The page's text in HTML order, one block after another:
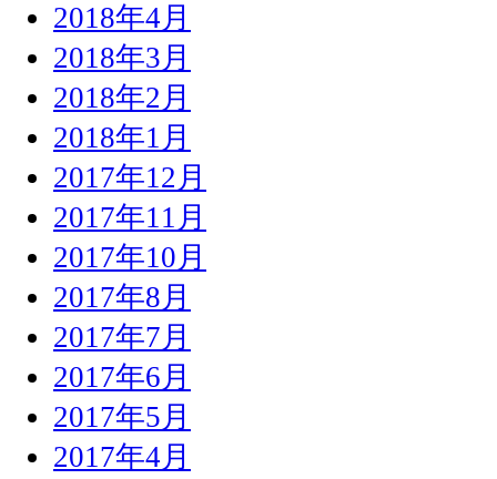
2018年4月
2018年3月
2018年2月
2018年1月
2017年12月
2017年11月
2017年10月
2017年8月
2017年7月
2017年6月
2017年5月
2017年4月